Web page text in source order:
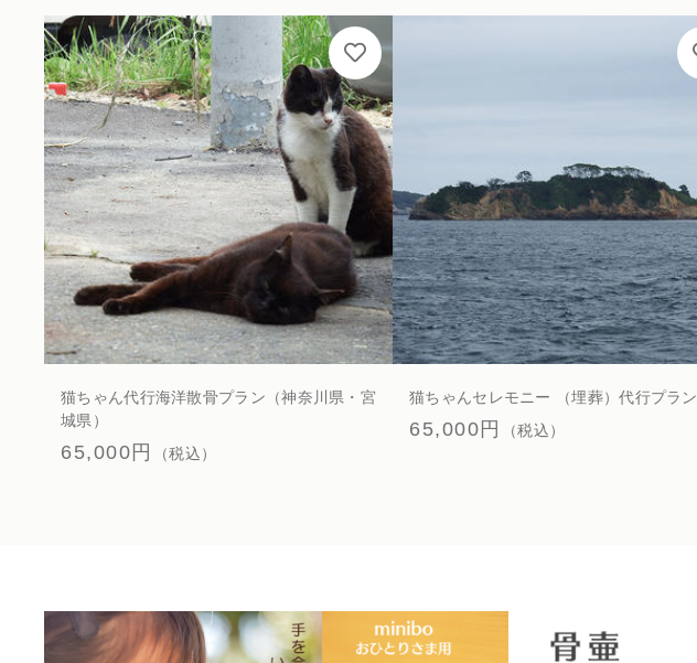
猫ちゃん代行海洋散骨プラン（神奈川県・宮
城県）
65,000円 （税込）
猫ちゃんセレモニー （埋葬）代行プラン
65,000円 （税込）
お知らせ
ブログ
お問い合わせ
価格帯
並び順